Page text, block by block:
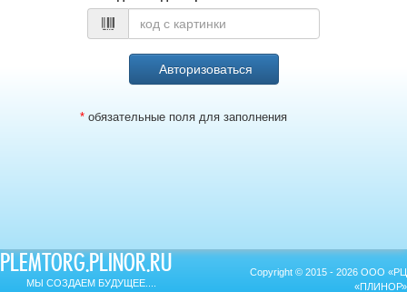
* обязательные поля для заполнения
PLEMTORG.PLINOR.RU
МЫ СОЗДАЕМ БУДУЩЕЕ....
Copyright © 2015 - 2026 ООО «РЦ
«ПЛИНОР»